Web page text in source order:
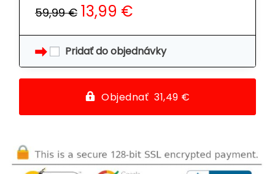
59,99 € 13,99 €
Pridať do objednávky
Objednať 31,49 €